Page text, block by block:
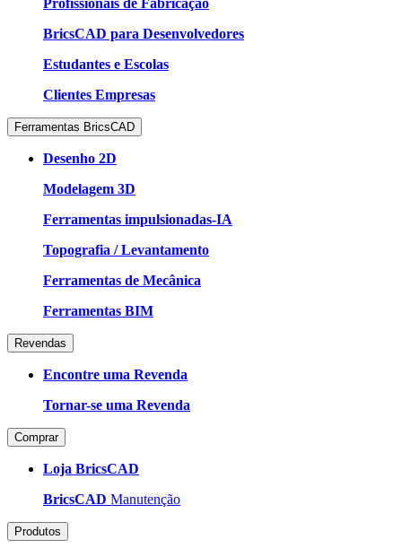
BricsCAD para Desenvolvedores
Estudantes e Escolas
Clientes Empresas
Ferramentas BricsCAD
Desenho 2D
Modelagem 3D
Ferramentas impulsionadas-IA
Topografia / Levantamento
Ferramentas de Mecânica
Ferramentas BIM
Revendas
Encontre uma Revenda
Tornar-se uma Revenda
Comprar
Loja BricsCAD
BricsCAD Manutenção
Produtos